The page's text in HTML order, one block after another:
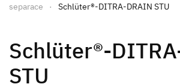
separace
Schlüter®-DITRA-DRAIN STU
Schlüter®-
STU